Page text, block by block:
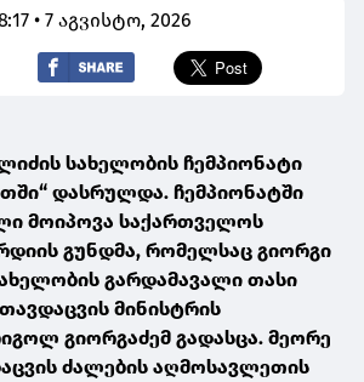
• 7 აგვისტო, 2026
სახელობის ჩემპიონატი
დასრულდა. ჩემპიონატში
მოიპოვა საქართველოს
გუნდმა, რომელსაც გიორგი
გარდამავალი თასი
მინისტრის
გიორგაძემ გადასცა. მეორე
ძალების აღმოსავლეთის